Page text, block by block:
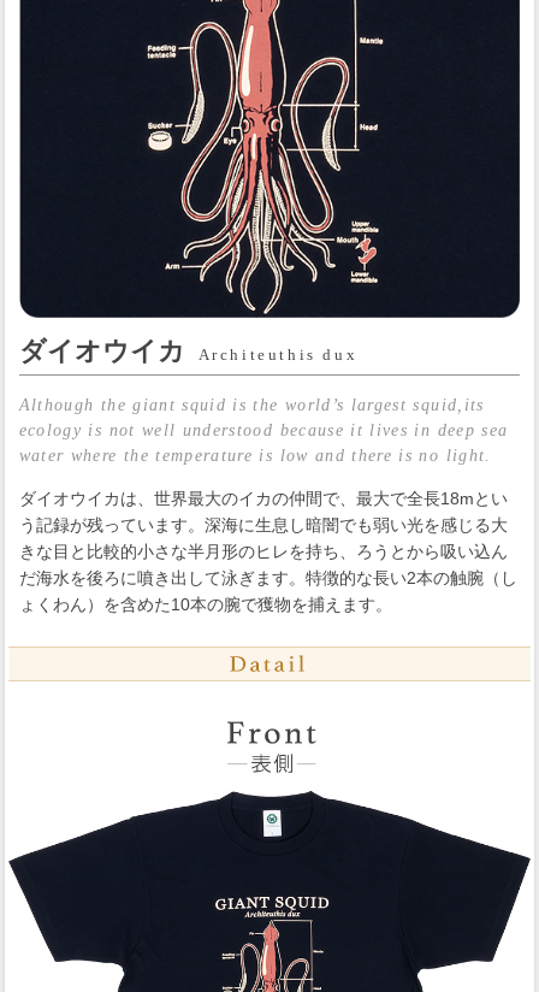
ダイオウイカ Architeuthis dux
Although the giant squid is the world’s largest squid,its
ecology is not well understood because it lives in deep sea
water where the temperature is low and there is no light.
ダイオウイカは、世界最大のイカの仲間で、最大で全長18mとい
う記録が残っています。深海に生息し暗闇でも弱い光を感じる大
きな目と比較的小さな半月形のヒレを持ち、ろうとから吸い込ん
だ海水を後ろに噴き出して泳ぎます。特徴的な長い2本の触腕（し
ょくわん）を含めた10本の腕で獲物を捕えます。